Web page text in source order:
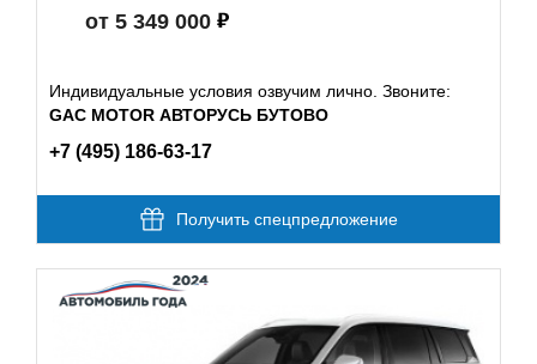
от 5 349 000
Индивидуальные условия озвучим лично. Звоните:
GAC MOTOR АВТОРУСЬ БУТОВО
+7 (495) 186-63-17
Получить спецпредложение